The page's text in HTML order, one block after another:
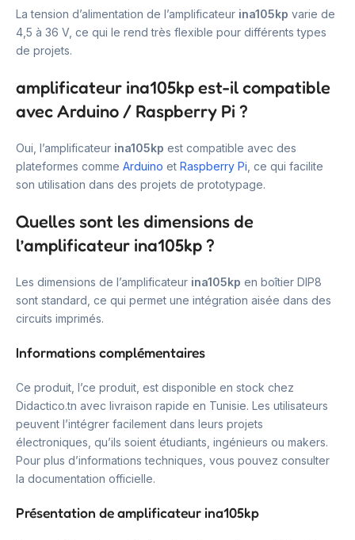
La tension d’alimentation de l’amplificateur ina105kp varie de
4,5 à 36 V, ce qui le rend très flexible pour différents types
de projets.
amplificateur ina105kp est-il compatible
avec Arduino / Raspberry Pi ?
Oui, l’amplificateur ina105kp est compatible avec des
plateformes comme Arduino et Raspberry Pi , ce qui facilite
son utilisation dans des projets de prototypage.
Quelles sont les dimensions de
l’amplificateur ina105kp ?
Les dimensions de l’amplificateur ina105kp en boîtier DIP8
sont standard, ce qui permet une intégration aisée dans des
circuits imprimés.
Informations complémentaires
Ce produit, l’ce produit, est disponible en stock chez
Didactico.tn avec livraison rapide en Tunisie. Les utilisateurs
peuvent l’intégrer facilement dans leurs projets
électroniques, qu’ils soient étudiants, ingénieurs ou makers.
Pour plus d’informations techniques, vous pouvez consulter
la documentation officielle.
Présentation de amplificateur ina105kp